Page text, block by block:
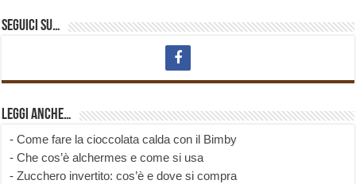
Seguici su…
Leggi anche…
-Come fare la cioccolata calda con il Bimby
-Che cos’è alchermes e come si usa
-Zucchero invertito: cos’è e dove si compra